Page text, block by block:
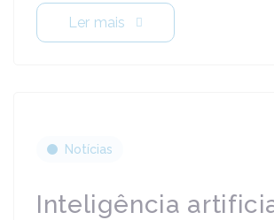
Ler mais
Notícias
Inteligência